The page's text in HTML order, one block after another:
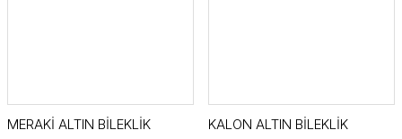
MERAKİ ALTIN BİLEKLİK KALON ALTIN BİLEKLİK